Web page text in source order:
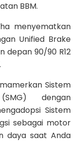
BBM.
menyematkan
Unified Brake
depan 90/90 R12
Sistem
dengan
Sistem
sebagai motor
daya saat Anda